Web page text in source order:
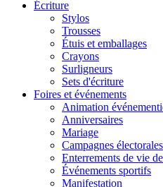
Écriture
Stylos
Trousses
Étuis et emballages
Crayons
Surligneurs
Sets d'écriture
Foires et événements
Animation
Anniversaires
Mariage
Campagnes électorales
Enterrements de vie
Événements sportifs
Manifestation